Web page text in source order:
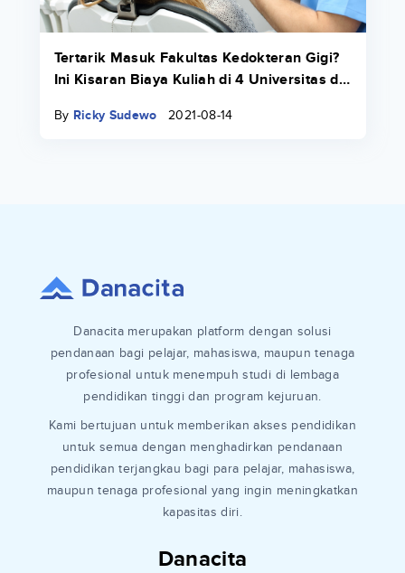
Tertarik Masuk Fakultas Kedokteran Gigi?
Ini Kisaran Biaya Kuliah di 4 Universitas di
By Ricky Sudewo 2021-08-14
Danacita
Danacita merupakan platform dengan solusi
pendanaan bagi pelajar, mahasiswa, maupun tenaga
profesional untuk menempuh studi di lembaga
pendidikan tinggi dan program kejuruan.
Kami bertujuan untuk memberikan akses pendidikan
untuk semua dengan menghadirkan pendanaan
pendidikan terjangkau bagi para pelajar, mahasiswa,
maupun tenaga profesional yang ingin meningkatkan
kapasitas diri.